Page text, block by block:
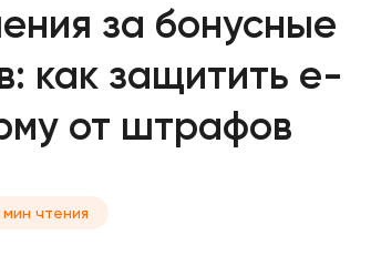
за бонусные
как защитить e-
от штрафов
мин чтения